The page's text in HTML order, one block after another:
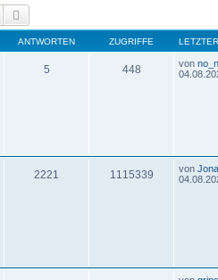
Suche
ANTWORTEN ZUGRIFFE
5 448 von
2221 1115339 von